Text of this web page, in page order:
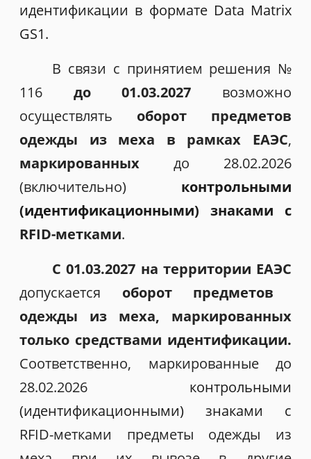
идентификации в формате Data Matrix
GS1.
В связи с принятием решения №
116 до 01.03.2027 возможно
осуществлять оборот предметов
одежды из меха в рамках ЕАЭС,
маркированных до 28.02.2026
(включительно)
контрольными
(идентификационными) знаками с
RFID-метками.
С 01.03.2027 на территории ЕАЭС
допускается оборот предметов
одежды из меха, маркированных
только средствами идентификации.
Соответственно, маркированные до
28.02.2026 контрольными
(идентификационными) знаками с
RFID-метками предметы одежды из